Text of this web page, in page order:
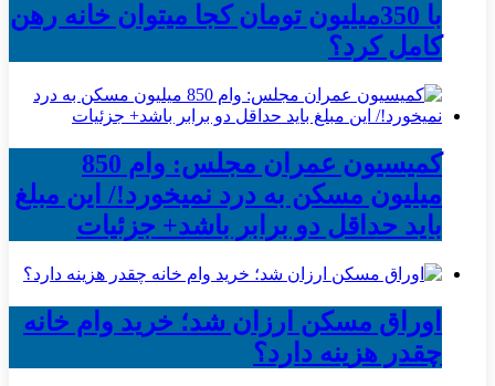
با 350میلیون تومان کجا میتوان خانه رهن
کامل کرد؟
کمیسیون عمران مجلس: وام 850
میلیون مسکن به درد نمیخورد!/ این مبلغ
باید حداقل دو برابر باشد+ جزئیات
اوراق مسکن ارزان شد؛ خرید وام خانه
چقدر هزینه دارد؟